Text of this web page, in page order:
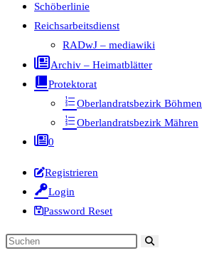
Schöberlinie
Reichsarbeitsdienst
RADwJ – mediawiki
Archiv – Heimatblätter
Protektorat
Oberlandratsbezirk Böhmen
Oberlandratsbezirk Mähren
0
Registrieren
Login
Password Reset
Diese